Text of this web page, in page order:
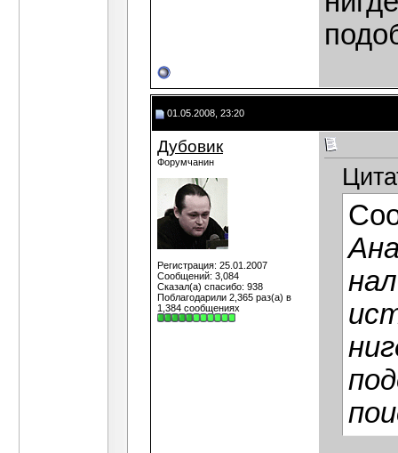
01.05.2008, 23:20
Дубовик
Форумчанин
Регистрация: 25.01.2007
Сообщений: 3,084
Сказал(а) спасибо: 938
Поблагодарили 2,365 раз(а) в
1,384 сообщениях